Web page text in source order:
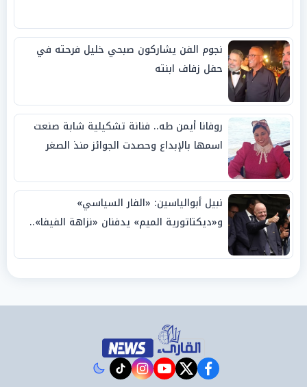
نجوم الفن يشاركون صبحي خليل فرحته في
حفل زفاف ابنته
روفانا أيمن طه.. فنانة تشكيلية شابة صنعت
اسمها بالإبداع وحصدت الجوائز منذ الصغر
نبيل أبوالياسين: «الفار السياسي»
و«ديكتاتورية الميم» يدفنان «نزاهة الفيفا»..
facebook
twitter
youtube
instagram
tiktok